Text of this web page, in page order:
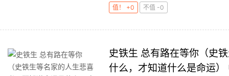
值！ +0
不值 -0
史铁生 总有路在等你（史
什么，才知道什么是命运）